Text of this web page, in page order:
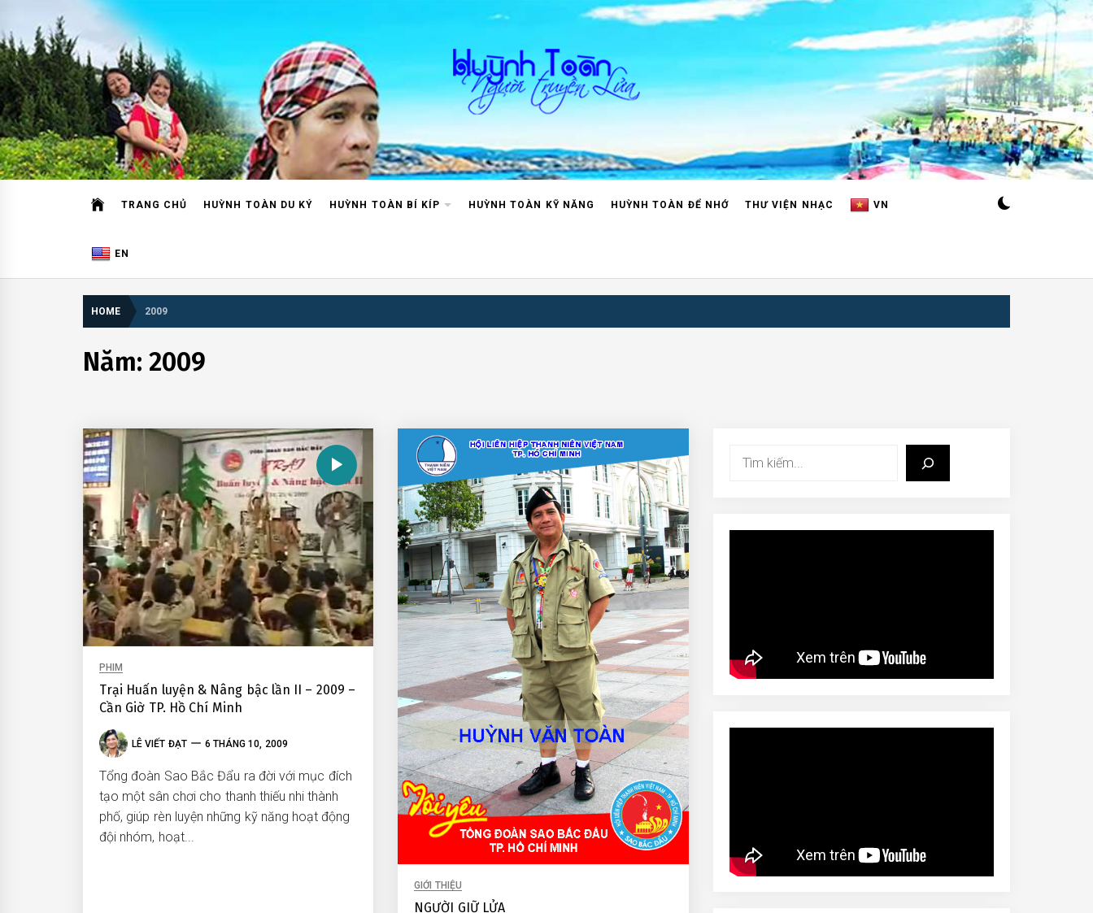
to
content
HUỲNH TOÀN
NGƯỜI TRUYỀN LỬA
TRANG CHỦ HUỲNH TOÀN DU KÝ HUỲNH TOÀN BÍ KÍP HUỲNH TOÀN KỸ NĂNG HUỲNH TOÀN ĐỂ NHỚ THƯ VIỆN NHẠC VN
EN
HOME 2009
Năm:2009
PHIM
Trại Huấn luyện & Nâng bậc lần II – 2009 –
Cần Giờ TP. Hồ Chí Minh
LÊ VIẾT ĐẠT 6 THÁNG 10, 2009
Tổng đoàn Sao Bắc Đẩu ra đời với mục đích
tạo một sân chơi cho thanh thiếu nhi thành
phố, giúp rèn luyện những kỹ năng hoạt động
đội nhóm, hoạt...
GIỚI THIỆU
NGƯỜI GIỮ LỬA
Tìm